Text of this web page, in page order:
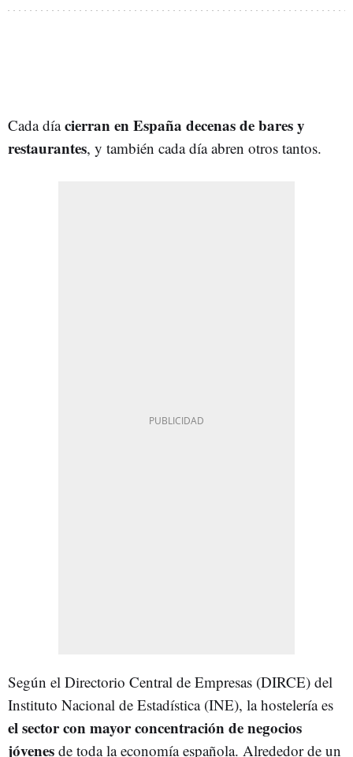
Cada díacierran en España decenas de bares y
restaurantes, y también cada día abren otros tantos.
Según el Directorio Central de Empresas (DIRCE) del
Instituto Nacional de Estadística (INE), la hostelería es
el sector con mayor concentración de negocios
jóvenes de toda la economía española. Alrededor de un